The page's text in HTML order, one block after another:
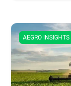
AEGRO INSIGHTS